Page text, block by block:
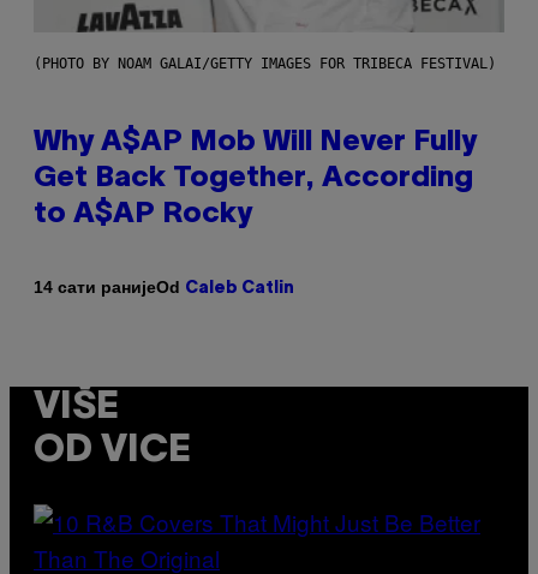
(PHOTO BY NOAM GALAI/GETTY IMAGES FOR TRIBECA FESTIVAL)
Why A$AP Mob Will Never Fully
Get Back Together, According
to A$AP Rocky
14 сати ранијеOd Caleb Catlin
VIŠE
OD VICE